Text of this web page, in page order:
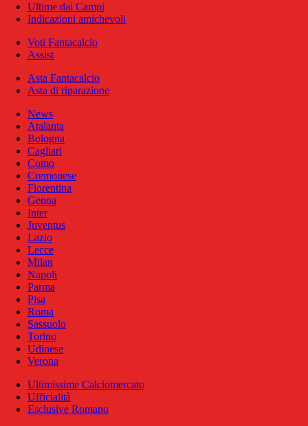
Ultime dai Campi
Indicazioni amichevoli
Voti Fantacalcio
Assist
Asta Fantacalcio
Asta di riparazione
News
Atalanta
Bologna
Cagliari
Como
Cremonese
Fiorentina
Genoa
Inter
Juventus
Lazio
Lecce
Milan
Napoli
Parma
Pisa
Roma
Sassuolo
Torino
Udinese
Verona
Ultimissime Calciomercato
Ufficialità
Esclusive Romano